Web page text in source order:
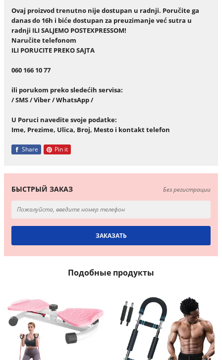
Ovaj proizvod trenutno nije dostupan u radnji. Poručite ga
danas do 16h i biće dostupan za preuzimanje već sutra u
radnji ILI SALJEMO POSTEXPRESSOM!
Naručite telefonom
ILI PORUCITE PREKO SAJTA
060 166 10 77
ili porukom preko sledećih servisa:
/ SMS / Viber / WhatsApp /
U Poruci navedite svoje podatke:
Ime, Prezime, Ulica, Broj, Mesto i kontakt telefon
Share Pin it
БЫСТРЫЙ ЗАКАЗ Без регистрации
Подобные продукты